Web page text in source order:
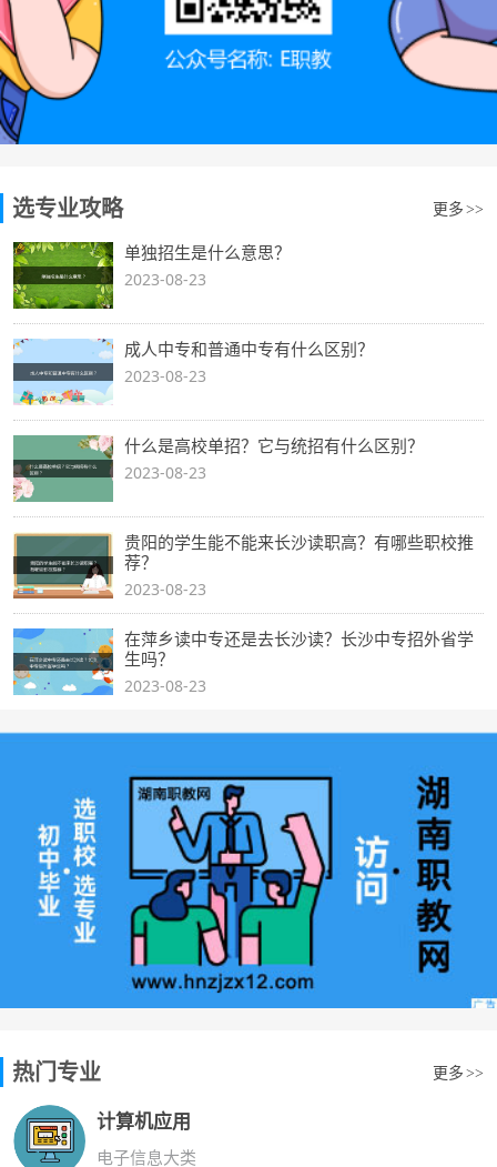
选专业攻略 更多 >>
单独招生是什么意思？
2023-08-23
成人中专和普通中专有什么区别？
2023-08-23
什么是高校单招？它与统招有什么区别？
2023-08-23
贵阳的学生能不能来长沙读职高？有哪些职校推
荐？
2023-08-23
在萍乡读中专还是去长沙读？长沙中专招外省学
生吗？
2023-08-23
热门专业 更多 >>
计算机应用
电子信息大类